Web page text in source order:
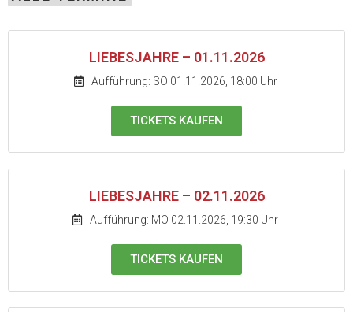
LIEBESJAHRE – 01.11.2026
Aufführung: SO 01.11.2026, 18:00 Uhr
TICKETS KAUFEN
LIEBESJAHRE – 02.11.2026
Aufführung: MO 02.11.2026, 19:30 Uhr
TICKETS KAUFEN